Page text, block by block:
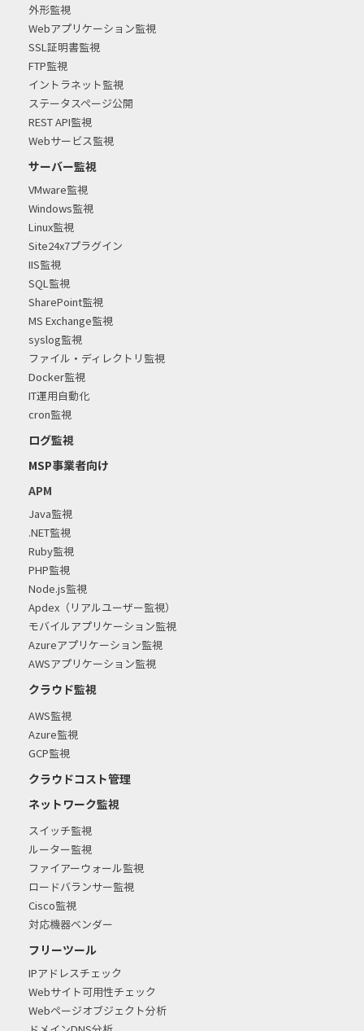
外形監視
Webアプリケーション監視
SSL証明書監視
FTP監視
イントラネット監視
ステータスページ公開
REST API監視
Webサービス監視
サーバー監視
VMware監視
Windows監視
Linux監視
Site24x7プラグイン
IIS監視
SQL監視
SharePoint監視
MS Exchange監視
syslog監視
ファイル・ディレクトリ監視
Docker監視
IT運用自動化
cron監視
ログ監視
MSP事業者向け
APM
Java監視
.NET監視
Ruby監視
PHP監視
Node.js監視
Apdex（リアルユーザー監視）
モバイルアプリケーション監視
Azureアプリケーション監視
AWSアプリケーション監視
クラウド監視
AWS監視
Azure監視
GCP監視
クラウドコスト管理
ネットワーク監視
スイッチ監視
ルーター監視
ファイアーウォール監視
ロードバランサー監視
Cisco監視
対応機器ベンダー
フリーツール
IPアドレスチェック
Webサイト可用性チェック
Webページオブジェクト分析